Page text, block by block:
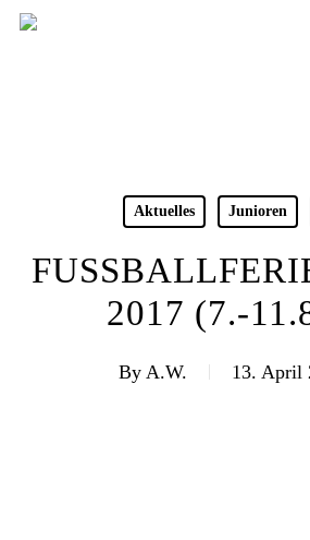
Skip
Aktuelles Junioren
017 (7.-
By A.W. 13. April